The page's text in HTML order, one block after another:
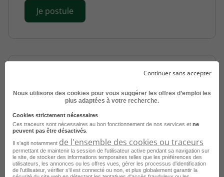
Je postule
Soudeur H/F
Luçon - 85 Intérim
Synergie
Publié le 6 juillet 2026
Continuer sans accepter
Nous utilisons des cookies pour vous suggérer les offres d’emploi les
plus adaptées à votre recherche.
Cookies strictement nécessaires
Ces traceurs sont nécessaires au bon fonctionnement de nos services et ne
peuvent pas être désactivés
Il s'agit notamment de l'ensemble des cookies ou traceurs
permettant de maintenir la session de l'utilisateur active pendant sa navigation sur
le site, de stocker des informations temporaires telles que les préférences des
utilisateurs, les annonces ou les offres vues, gérer les processus d'identification
de l'utilisateur, vérifier s'il est connecté ou non, et plus globalement garantir la